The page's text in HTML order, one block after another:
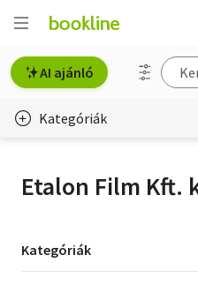
AI ajánló
Kategóriák
Erotika
Hobbi, szabadidő
Etalon Film Kft.
Kategória
szűrés
Kategóriák